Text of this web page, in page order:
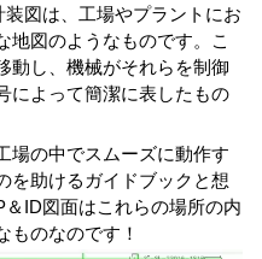
図は、工場やプラントにお
地図のようなものです。こ
動し、機械がそれらを制御
によって簡潔に表したもの
場の中でスムーズに動作す
を助けるガイドブックと想
ID図面はこれらの場所の内
ものなのです！